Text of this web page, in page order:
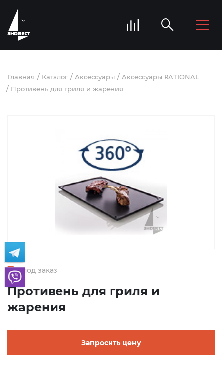
Главная Каталог Аксессуары
Aксессуары RATIONAL
Противень для гриля и жарения
под заказ
Противень для гриля и
жарения
Запросить цену